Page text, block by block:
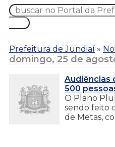
Prefeitura de Jundiaí »
domingo, 25 de
Audiências
500
O Plano
sendo feito
de Metas,